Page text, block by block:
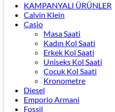
KAMPANYALI ÜRÜNLER
Calvin Klein
Casio
Masa Saati
Kadın Kol Saati
Erkek Kol Saati
Uniseks Kol Saati
Çocuk Kol Saati
Kronometre
Diesel
Emporio Armani
Fossil